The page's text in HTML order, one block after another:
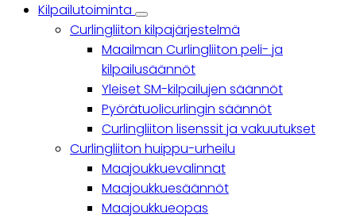
Kilpailutoiminta
Kilpailutoiminta
sub-
navigation
Curlingliiton kilpajärjestelmä
Maailman Curlingliiton peli- ja
kilpailusäännöt
Yleiset SM-kilpailujen säännöt
Pyörätuolicurlingin säännöt
Curlingliiton lisenssit ja vakuutukset
Curlingliiton huippu-urheilu
Maajoukkuevalinnat
Maajoukkuesäännöt
Maajoukkueopas